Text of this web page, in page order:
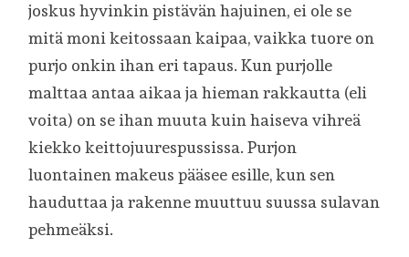
joskus hyvinkin pistävän hajuinen, ei ole se
mitä moni keitossaan kaipaa, vaikka tuore on
purjo onkin ihan eri tapaus. Kun purjolle
malttaa antaa aikaa ja hieman rakkautta (eli
voita) on se ihan muuta kuin haiseva vihreä
kiekko keittojuurespussissa. Purjon
luontainen makeus pääsee esille, kun sen
hauduttaa ja rakenne muuttuu suussa sulavan
pehmeäksi.